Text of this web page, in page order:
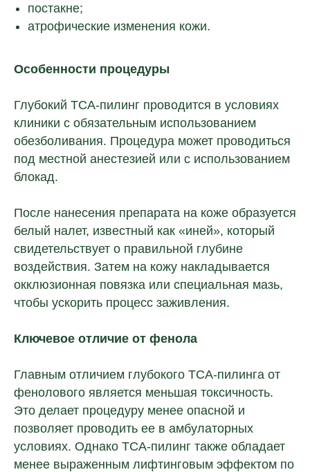
постакне;
атрофические изменения кожи.
Особенности процедуры
Глубокий TCA-пилинг проводится в условиях
клиники с обязательным использованием
обезболивания. Процедура может проводиться
под местной анестезией или с использованием
блокад.
После нанесения препарата на коже образуется
белый налет, известный как «иней», который
свидетельствует о правильной глубине
воздействия. Затем на кожу накладывается
окклюзионная повязка или специальная мазь,
чтобы ускорить процесс заживления.
Ключевое отличие от фенола
Главным отличием глубокого TCA-пилинга от
фенолового является меньшая токсичность.
Это делает процедуру менее опасной и
позволяет проводить ее в амбулаторных
условиях. Однако TCA-пилинг также обладает
менее выраженным лифтинговым эффектом по